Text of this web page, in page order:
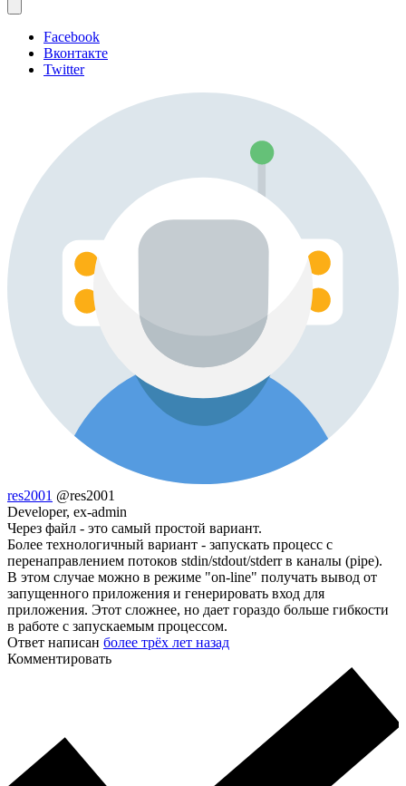
Facebook
Вконтакте
Twitter
res2001 @res2001
Developer, ex-admin
Через файл - это самый простой вариант.
Более технологичный вариант - запускать процесс с
перенаправлением потоков stdin/stdout/stderr в каналы (pipe).
В этом случае можно в режиме "on-line" получать вывод от
запущенного приложения и генерировать вход для
приложения. Этот сложнее, но дает гораздо больше гибкости
в работе с запускаемым процессом.
Ответ написан более трёх лет назад
Комментировать